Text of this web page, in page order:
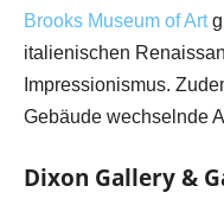
Brooks Museum of Art
italienischen
Impressionismus.
Gebäude wechselnde
Dixon Gallery &